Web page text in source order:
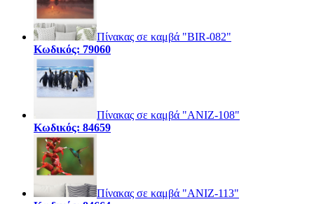
Πίνακας σε καμβά "BIR-082"
Κωδικός: 79060
Πίνακας σε καμβά "ANIZ-108"
Κωδικός: 84659
Πίνακας σε καμβά "ANIZ-113"